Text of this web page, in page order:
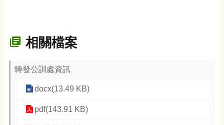
相關檔案
轉發公訓處資訊
docx(13.49 KB)
pdf(143.91 KB)